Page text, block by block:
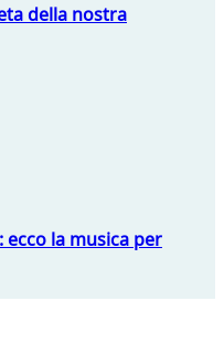
della nostra
ecco la musica per